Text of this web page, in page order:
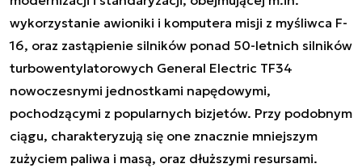
wykorzystanie awioniki i komputera misji z myśliwca F-
16, oraz zastąpienie silników ponad 50-letnich silników
turbowentylatorowych General Electric TF34
nowoczesnymi jednostkami napędowymi,
pochodzącymi z popularnych bizjetów. Przy podobnym
ciągu, charakteryzują się one znacznie mniejszym
zużyciem paliwa i masą, oraz dłuższymi resursami.